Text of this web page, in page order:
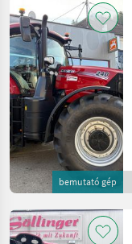
bemutató gép